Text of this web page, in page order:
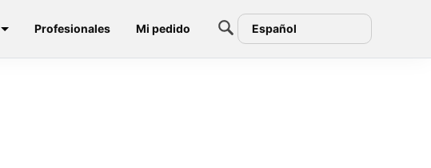
Profesionales Mi pedido Español